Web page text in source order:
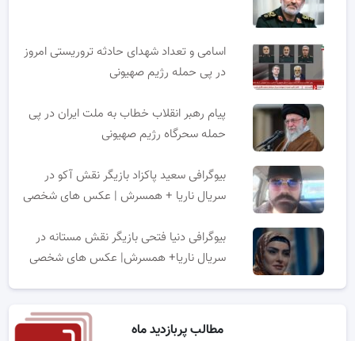
اسامی و تعداد شهدای حادثه تروریستی امروز
در پی حمله رژیم صهیونی
پیام رهبر انقلاب خطاب به ملت ایران در پی
حمله سحرگاه رژیم صهیونی
بیوگرافی سعید پاکزاد بازیگر نقش آکو در
سریال ناریا + همسرش | عکس های شخصی
بیوگرافی دنیا فتحی بازیگر نقش مستانه در
سریال ناریا+ همسرش| عکس های شخصی
مطالب پربازدید ماه